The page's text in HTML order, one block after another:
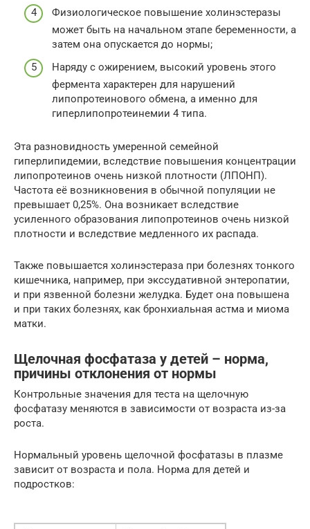
Физиологическое повышение холинэстеразы
может быть на начальном этапе беременности, а
затем она опускается до нормы;
Наряду с ожирением, высокий уровень этого
фермента характерен для нарушений
липопротеинового обмена, а именно для
гиперлипопротеинемии 4 типа.
Эта разновидность умеренной семейной
гиперлипидемии, вследствие повышения концентрации
липопротеинов очень низкой плотности (ЛПОНП).
Частота её возникновения в обычной популяции не
превышает 0,25%. Она возникает вследствие
усиленного образования липопротеинов очень низкой
плотности и вследствие медленного их распада.
Также повышается холинэстераза при болезнях тонкого
кишечника, например, при экссудативной энтеропатии,
и при язвенной болезни желудка. Будет она повышена
и при таких болезнях, как бронхиальная астма и миома
матки.
Щелочная фосфатаза у детей – норма,
причины отклонения от нормы
Контрольные значения для теста на щелочную
фосфатазу меняются в зависимости от возраста из-за
роста.
Нормальный уровень щелочной фосфатазы в плазме
зависит от возраста и пола. Норма для детей и
подростков: